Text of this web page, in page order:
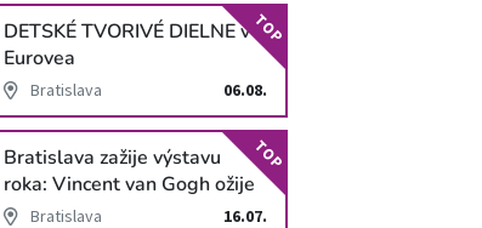
DETSKÉ TVORIVÉ DIELNE v
Eurovea
Bratislava 06.08.
TOP
Bratislava zažije výstavu
roka: Vincent van Gogh ožije
v unikátnej imerzívnej šou!
Bratislava 16.07.
TOP